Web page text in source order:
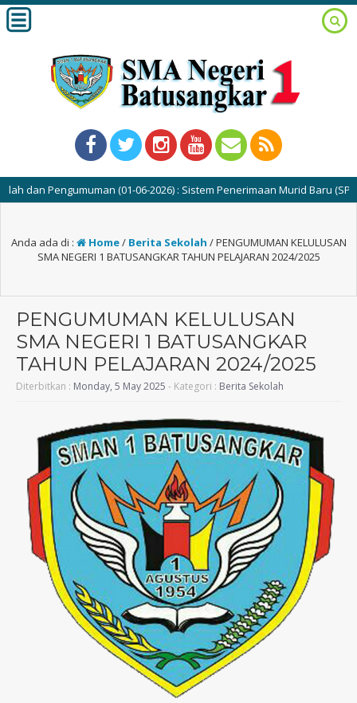
Pengumuman (01-06-2026) : Sistem Penerimaan Murid Baru
Anda ada di : Home/ Berita Sekolah /PENGUMUMAN KELULUSAN
SMA NEGERI 1 BATUSANGKAR TAHUN PELAJARAN 2024/2025
PENGUMUMAN KELULUSAN
SMA NEGERI 1 BATUSANGKAR
TAHUN PELAJARAN 2024/2025
Diterbitkan : Monday, 5 May 2025 - Kategori : Berita Sekolah